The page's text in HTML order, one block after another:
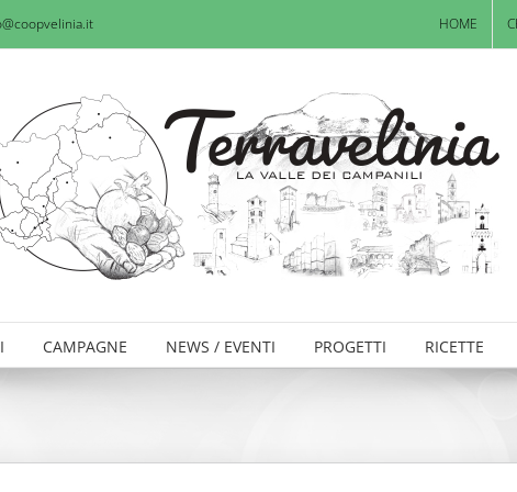
HOME
CAMPAGNE NEWS / EVENTI PROGETTI RICETTE